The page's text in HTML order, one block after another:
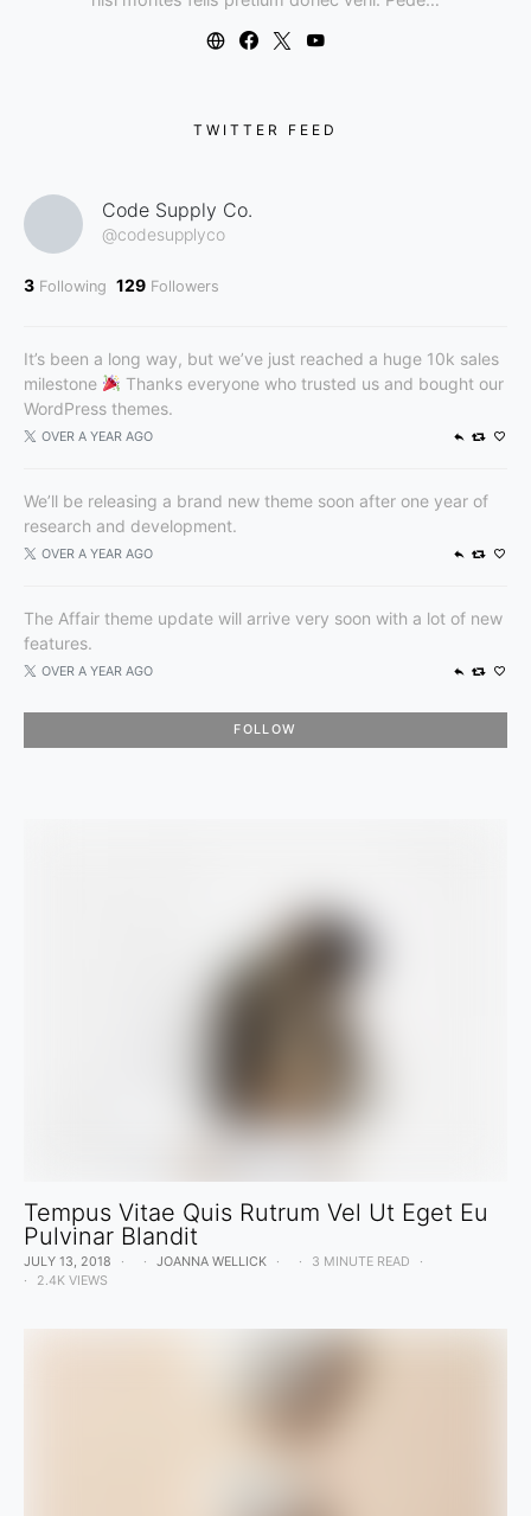
TWITTER FEED
Code Supply Co.
@codesupplyco
3 Following 129 Followers
It’s been a long way, but we’ve just reached a huge 10k sales
milestone
Thanks everyone who trusted us and bought our
WordPress themes.
OVER A YEAR AGO
We’ll be releasing a brand new theme soon after one year of
research and development.
OVER A YEAR AGO
The Affair theme update will arrive very soon with a lot of new
features.
OVER A YEAR AGO
FOLLOW
Tempus Vitae Quis Rutrum Vel Ut Eget Eu
Pulvinar Blandit
JULY 13, 2018 JOANNA WELLICK
3 MINUTE READ
2.4K VIEWS